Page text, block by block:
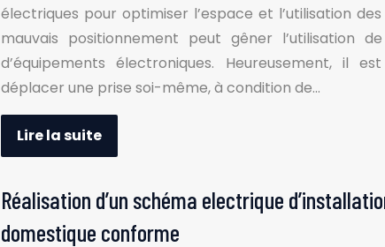
électriques pour optimiser l’espace et l’utilisation
mauvais positionnement peut gêner l’utilisation
d’équipements électroniques. Heureusement, il
déplacer une prise soi-même, à condition de…
Lire la suite
Réalisation d’un schéma electrique
domestique conforme